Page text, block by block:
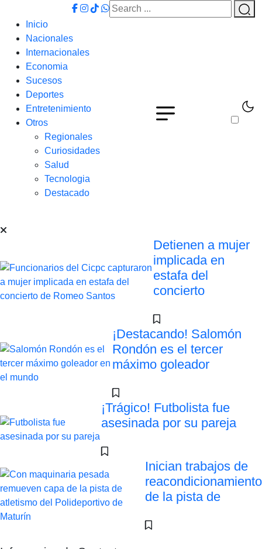
Inicio
Nacionales
Internacionales
Economia
Sucesos
Deportes
Entretenimiento
Otros
Regionales
Curiosidades
Salud
Tecnologia
Destacado
Detienen a mujer
implicada en
estafa del
concierto
¡Destacando! Salomón
Rondón es el tercer
máximo goleador
¡Trágico! Futbolista fue
asesinada por su pareja
Inician trabajos de
reacondicionamiento
de la pista de